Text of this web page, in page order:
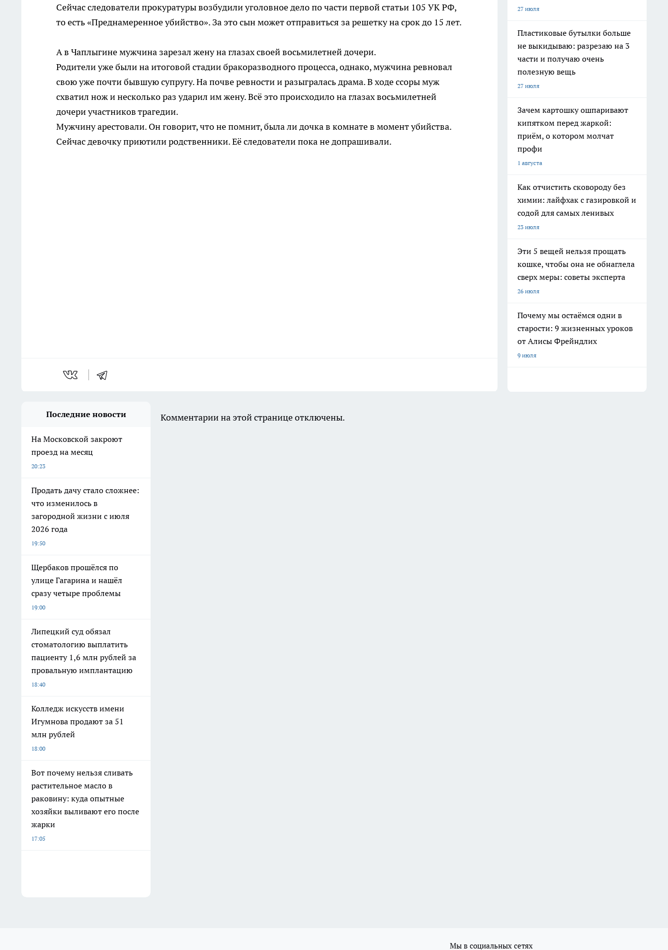
Сейчас следователи прокуратуры возбудили уголовное дело по части первой статьи 105 УК РФ,
то есть «Преднамеренное убийство». За это сын может отправиться за решетку на срок до 15 лет.
А в Чаплыгине мужчина зарезал жену на глазах своей восьмилетней дочери.
Родители уже были на итоговой стадии бракоразводного процесса, однако, мужчина ревновал
свою уже почти бывшую супругу. На почве ревности и разыгралась драма. В ходе ссоры муж
схватил нож и несколько раз ударил им жену. Всё это происходило на глазах восьмилетней
дочери участников трагедии.
Мужчину арестовали. Он говорит, что не помнит, была ли дочка в комнате в момент убийства.
Сейчас девочку приютили родственники. Её следователи пока не допрашивали.
27 июля
Пластиковые бутылки больше
не выкидываю: разрезаю на 3
части и получаю очень
полезную вещь
27 июля
Зачем картошку ошпаривают
кипятком перед жаркой:
приём, о котором молчат
профи
1 августа
Как отчистить сковороду без
химии: лайфхак с газировкой и
содой для самых ленивых
23 июля
Эти 5 вещей нельзя прощать
кошке, чтобы она не обнаглела
сверх меры: советы эксперта
26 июля
Почему мы остаёмся одни в
старости: 9 жизненных уроков
от Алисы Фрейндлих
9 июля
Последние новости
На Московской закроют
проезд на месяц
20:23
Продать дачу стало сложнее:
что изменилось в
загородной жизни с июля
2026 года
19:50
Щербаков прошёлся по
улице Гагарина и нашёл
сразу четыре проблемы
19:00
Липецкий суд обязал
стоматологию выплатить
пациенту 1,6 млн рублей за
провальную имплантацию
18:40
Колледж искусств имени
Игумнова продают за 51
млн рублей
18:00
Вот почему нельзя сливать
растительное масло в
раковину: куда опытные
хозяйки выливают его после
жарки
17:05
Комментарии на этой странице отключены.
Мы в социальных сетях